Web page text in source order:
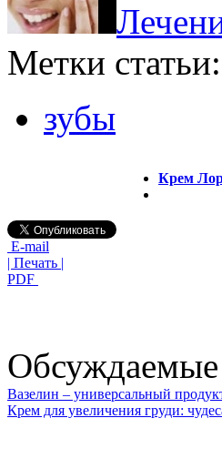
Метки статьи:
зубы
Крем
E-mail
| Печать |
PDF
Обсуждаемые
Вазелин – универсальный
Крем для увеличения груди: